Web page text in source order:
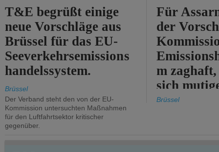
T&E begrüßt einige
neue Vorschläge aus
Brüssel für das EU-
Seeverkehrsemissions
handelssystem.
Brüssel
Der Verband steht den von der EU-
Kommission untersuchten Maßnahmen
für den Luftfahrtsektor kritischer
gegenüber.
Für
der
m
sich
Brüssel